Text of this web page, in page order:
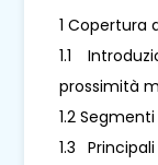
1 Copertura
1.1
prossimità
1.2
1.3